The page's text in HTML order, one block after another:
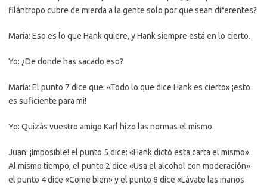
filántropo cubre de mierda a la gente solo por que sean diferentes?
María: Eso es lo que Hank quiere, y Hank siempre está en lo cierto.
Yo: ¿De donde has sacado eso?
María: El punto 7 dice que: «Todo lo que dice Hank es cierto» ¡esto
es suficiente para mi!
Yo: Quizás vuestro amigo Karl hizo las normas el mismo.
Juan: ¡Imposible! el punto 5 dice: «Hank dictó esta carta el mismo».
Al mismo tiempo, el punto 2 dice «Usa el alcohol con moderación»
el punto 4 dice «Come bien» y el punto 8 dice «Lávate las manos